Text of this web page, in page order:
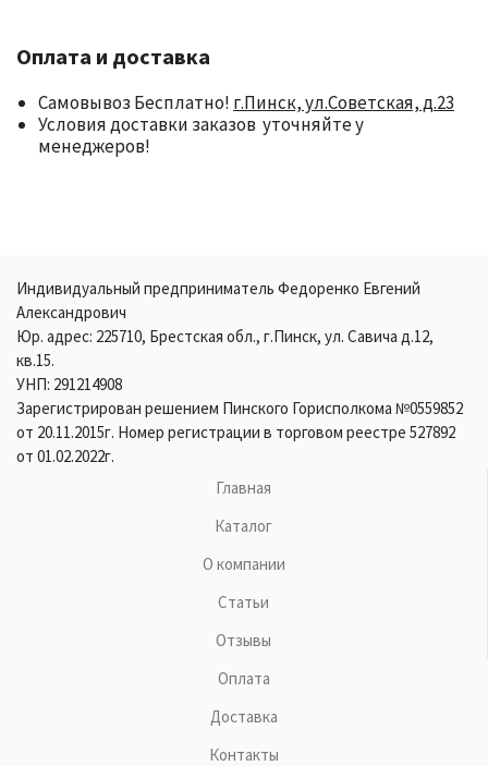
Оплата и доставка
Самовывоз Бесплатно! г.Пинск, ул.Советская, д.23
Условия доставки заказов уточняйте у
менеджеров!
Индивидуальный предприниматель Федоренко Евгений
Александрович
Юр. адрес: 225710, Брестская обл., г.Пинск, ул. Савича д.12,
кв.15.
УНП: 291214908
Зарегистрирован решением Пинского Горисполкома №0559852
от 20.11.2015г. Номер регистрации в торговом реестре 527892
от 01.02.2022г.
Главная
Каталог
О компании
Статьи
Отзывы
Оплата
Доставка
Контакты